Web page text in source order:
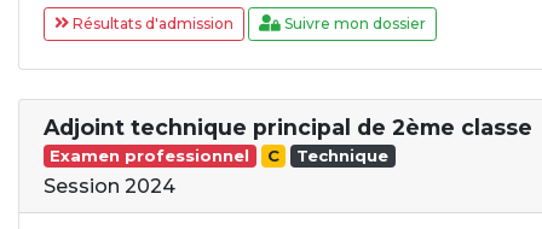
Résultats d'admission Suivre mon dossier
Adjoint technique principal de 2ème classe
Examen professionnel C Technique
Session 2024